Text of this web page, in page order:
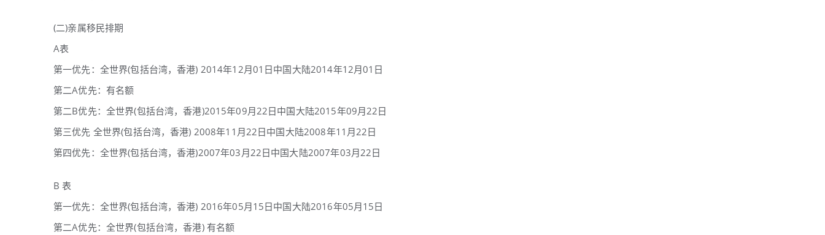
(二)亲属移民排期
A表
第一优先：全世界(包括台湾，香港) 2014年12月01日中国大陆2014年12月01日
第二A优先：有名额
第二B优先：全世界(包括台湾，香港)2015年09月22日中国大陆2015年09月22日
第三优先 全世界(包括台湾，香港) 2008年11月22日中国大陆2008年11月22日
第四优先：全世界(包括台湾，香港)2007年03月22日中国大陆2007年03月22日
B 表
第一优先：全世界(包括台湾，香港) 2016年05月15日中国大陆2016年05月15日
第二A优先：全世界(包括台湾，香港) 有名额